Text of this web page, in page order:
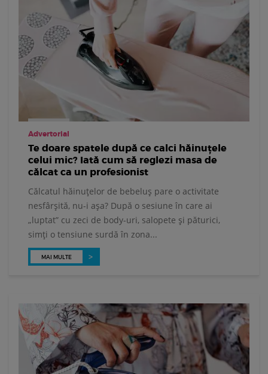
Advertorial
Te doare spatele după ce calci hăinuțele
celui mic? Iată cum să reglezi masa de
călcat ca un profesionist
Călcatul hăinuțelor de bebeluș pare o activitate
nesfârșită, nu-i așa? După o sesiune în care ai
„luptat” cu zeci de body-uri, salopete și păturici,
simți o tensiune surdă în zona...
MAI MULTE